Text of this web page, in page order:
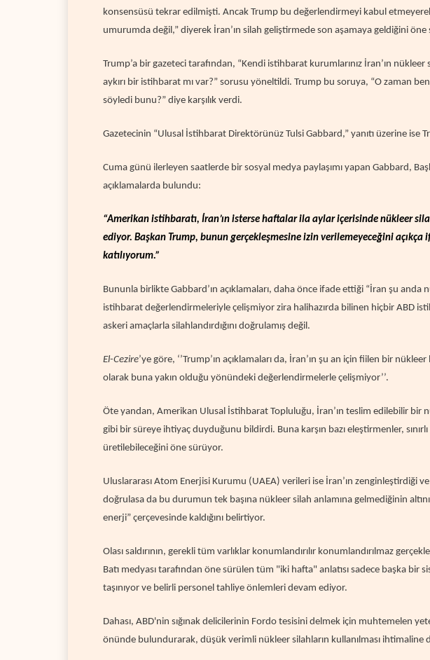
konsensüsü tekrar edilmişti. Ancak Trump bu değerlendirmeyi kabul
umurumda değil,” diyerek İran’ın silah geliştirmede son aşamaya geldiğini öne
Trump’a bir gazeteci tarafından, “Kendi istihbarat kurumlarınız İran’ın nükleer
aykırı bir istihbarat mı var?” sorusu yöneltildi. Trump bu soruya, “O zaman
söyledi bunu?” diye karşılık verdi.
Gazetecinin “Ulusal İstihbarat Direktörünüz Tulsi Gabbard,” yanıtı üzerine ise
Cuma günü ilerleyen saatlerde bir sosyal medya paylaşımı yapan Gabbard,
açıklamalarda bulundu:
“Amerikan istihbaratı, İran’ın isterse haftalar ila aylar içerisinde nükleer
ediyor. Başkan Trump, bunun gerçekleşmesine izin verilemeyeceğini açıkça
katılıyorum.”
Bununla birlikte Gabbard’ın açıklamaları, daha önce ifade ettiği “İran şu
istihbarat değerlendirmeleriyle çelişmiyor zira halihazırda bilinen hiçbir ABD
askeri amaçlarla silahlandırdığını doğrulamış değil.
El-Cezire’ye göre, ‘’Trump’ın açıklamaları da, İran’ın şu an için fiilen bir
olarak buna yakın olduğu yönündeki değerlendirmelerle çelişmiyor’’.
Öte yandan, Amerikan Ulusal İstihbarat Topluluğu, İran’ın teslim edilebilir bir
gibi bir süreye ihtiyaç duyduğunu bildirdi. Buna karşın bazı eleştirmenler,
üretilebileceğini öne sürüyor.
Uluslararası Atom Enerjisi Kurumu (UAEA) verileri ise İran’ın zenginleştirdiği
doğrulasa da bu durumun tek başına nükleer silah anlamına gelmediğinin
enerji” çerçevesinde kaldığını belirtiyor.
Olası saldırının, gerekli tüm varlıklar konumlandırılır konumlandırılmaz
Batı medyası tarafından öne sürülen tüm "iki hafta" anlatısı sadece başka bir
taşınıyor ve belirli personel tahliye önlemleri devam ediyor.
Dahası, ABD'nin sığınak delicilerinin Fordo tesisini delmek için muhtemelen
önünde bulundurarak, düşük verimli nükleer silahların kullanılması ihtimaline